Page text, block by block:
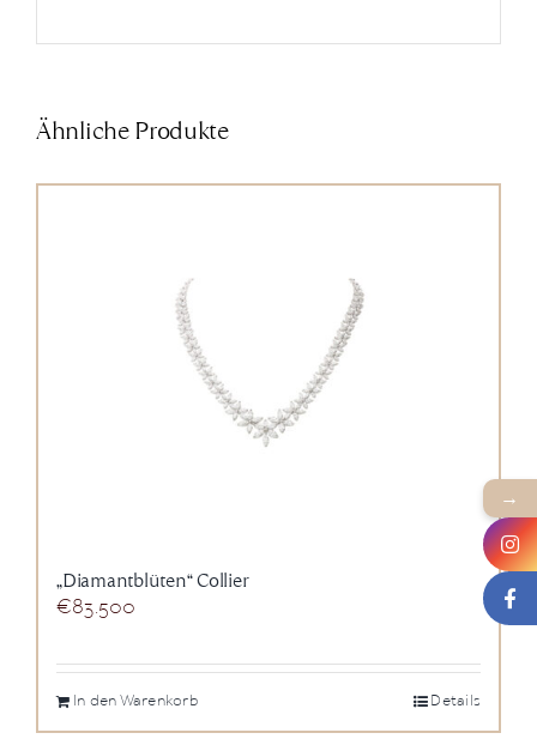
Ähnliche Produkte
„Diamantblüten“ Collier
€83.500
In den Warenkorb Details
→